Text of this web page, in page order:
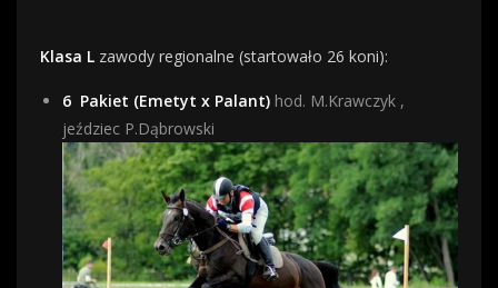
Klasa L zawody regionalne (startowało 26 koni):
6 Pakiet (Emetyt x Palant) hod. M.Krawczyk ,
jeździec P.Dąbrowski